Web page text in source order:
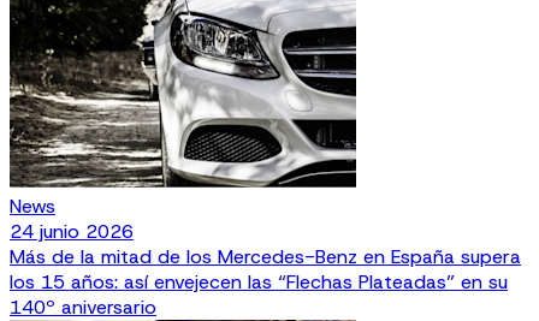
News
24 junio 2026
Más de la mitad de los Mercedes-Benz en España supera
los 15 años: así envejecen las “Flechas Plateadas” en su
140º aniversario